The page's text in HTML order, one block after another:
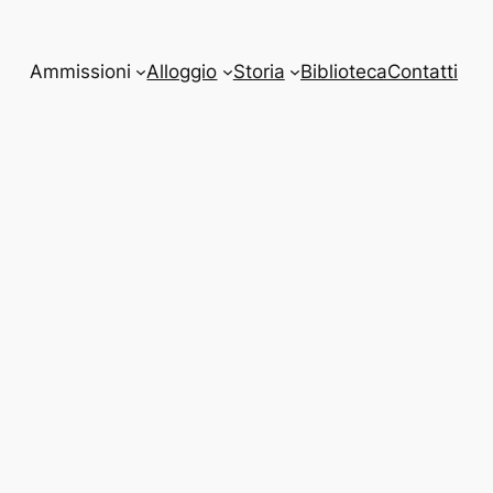
Ammissioni Alloggio Storia BibliotecaContatti